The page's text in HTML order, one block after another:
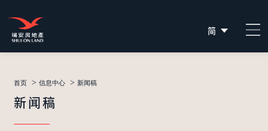
简
EN
首页 > 信息中心 > 新闻稿
新闻稿